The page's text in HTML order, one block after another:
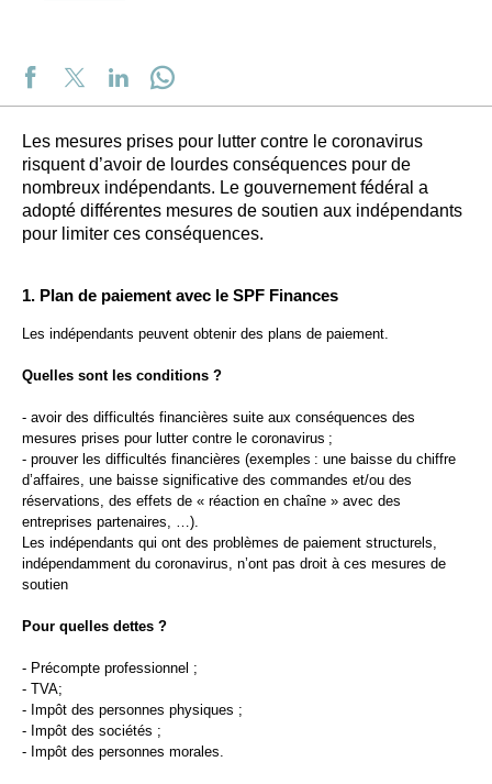
Les mesures prises pour lutter contre le coronavirus
risquent d’avoir de lourdes conséquences pour de
nombreux indépendants. Le gouvernement fédéral a
adopté différentes mesures de soutien aux indépendants
pour limiter ces conséquences.
1. Plan de paiement avec le SPF Finances
Les indépendants peuvent obtenir des plans de paiement.
Quelles sont les conditions ?
- avoir des difficultés financières suite aux conséquences des
mesures prises pour lutter contre le coronavirus ;
- prouver les difficultés financières (exemples : une baisse du chiffre
d’affaires, une baisse significative des commandes et/ou des
réservations, des effets de « réaction en chaîne » avec des
entreprises partenaires, …).
Les indépendants qui ont des problèmes de paiement structurels,
indépendamment du coronavirus, n’ont pas droit à ces mesures de
soutien
Pour quelles dettes ?
- Précompte professionnel ;
- TVA;
- Impôt des personnes physiques ;
- Impôt des sociétés ;
- Impôt des personnes morales.